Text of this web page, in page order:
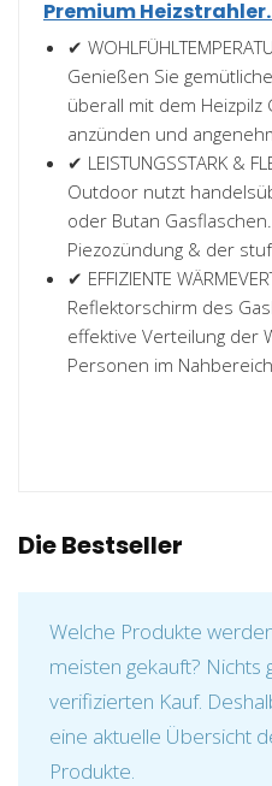
Premium
✔
Genießen Sie
überall mit dem Heizpilz
anzünden und
✔ LEISTUNGSSTARK &
Outdoor nutzt
oder Butan
Piezozündung & der
✔ EFFIZIENTE
Reflektorschirm des
effektive Verteilung der
Personen im
Die Bestseller
Welche Produkte
meisten gekauft? Nichts
verifizierten Kauf.
eine aktuelle Übersicht
Produkte.